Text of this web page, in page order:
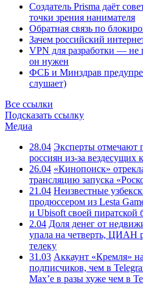
Создатель Prisma даёт
точки зрения нанимателя
Обратная связь по
Зачем российский
VPN для разработки — не
он нужен
ФСБ и Минздрав
слушает)
Все ссылки
Подсказать ссылку
Медиа
28.04 Эксперты отмечают
россиян из-за вездесущих
26.04 «Кинопоиск»
трансляцию запуска
21.04 Неизвестные
продюссером из Lesta
и Ubisoft своей пиратской
2.04 Доля денег от
упала на четверть, ЦИАН
телеку
31.03 Аккаунт «Кремля»
подписчиков, чем в
Max’е в разы хуже чем в